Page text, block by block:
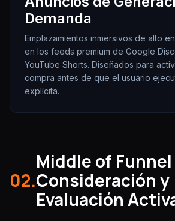
Demanda
Emplazamientos inmersivos de alto
en los feeds premium de Google
YouTube Shorts. Diseñados para
compra antes de que el usuario
explícita.
02.
Middle of
Consideración y
Evaluación